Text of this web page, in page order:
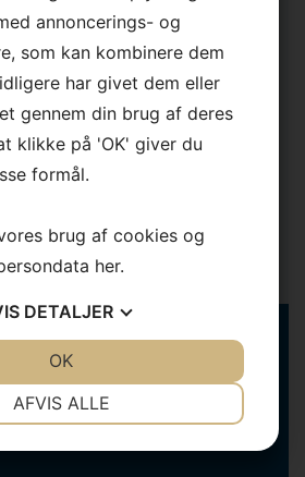
Gredal
annoncerings- og
som kan kombinere dem
har givet dem eller
gennem din brug af deres
klikke på 'OK' giver du
formål.
brug af cookies og
her.
DETALJER
AFVIS ALLE
OK